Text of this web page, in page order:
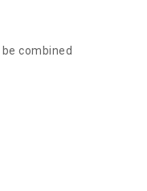
combined